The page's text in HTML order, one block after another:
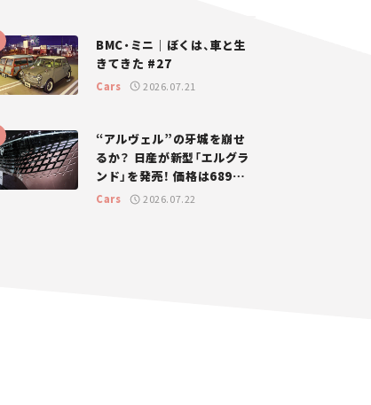
BMC・ミニ｜ぼくは、車と生
きてきた #27
Cars 2026.07.21
“アルヴェル”の牙城を崩せ
るか？ 日産が新型「エルグラ
ンド」を発売！ 価格は689万
円から【新車ニュース】
Cars 2026.07.22